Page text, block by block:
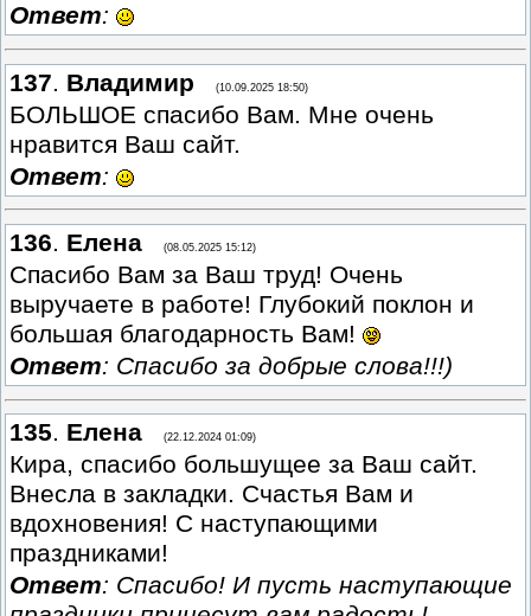
Ответ:
137. Владимир (10.09.2025 18:50)
БОЛЬШОЕ спасибо Вам. Мне очень
нравится Ваш сайт.
Ответ:
136. Елена (08.05.2025 15:12)
Спасибо Вам за Ваш труд! Очень
выручаете в работе! Глубокий поклон и
большая благодарность Вам!
Ответ: Спасибо за добрые слова!!!)
135. Елена (22.12.2024 01:09)
Кира, спасибо большущее за Ваш сайт.
Внесла в закладки. Счастья Вам и
вдохновения! С наступающими
праздниками!
Ответ: Спасибо! И пусть наступающие